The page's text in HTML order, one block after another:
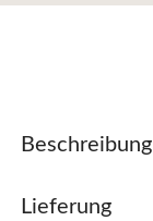
Lieferung